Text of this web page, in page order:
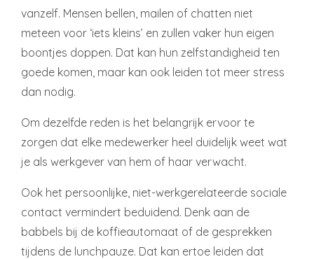
vanzelf. Mensen bellen, mailen of chatten niet
meteen voor ‘iets kleins’ en zullen vaker hun eigen
boontjes doppen. Dat kan hun zelfstandigheid ten
goede komen, maar kan ook leiden tot meer stress
dan nodig.
Om dezelfde reden is het belangrijk ervoor te
zorgen dat elke medewerker heel duidelijk weet wat
je als werkgever van hem of haar verwacht.
Ook het persoonlijke, niet-werkgerelateerde sociale
contact vermindert beduidend. Denk aan de
babbels bij de koffieautomaat of de gesprekken
tijdens de lunchpauze. Dat kan ertoe leiden dat